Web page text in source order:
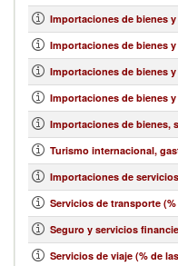
Importaciones de bienes
Importaciones de bienes
Importaciones de bienes y
Importaciones de bienes
Importaciones de bienes,
Turismo internacional,
Importaciones de
Servicios de transporte
Seguro y servicios
Servicios de viaje (% de